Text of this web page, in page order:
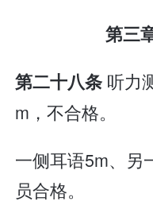
第三
第二十八条 听力
m，不合格。
一侧耳语5m、另
员合格。